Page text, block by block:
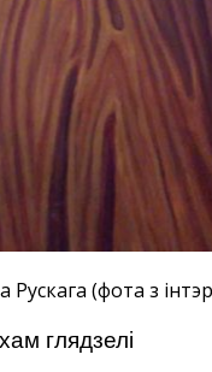
(фота з
глядзелі